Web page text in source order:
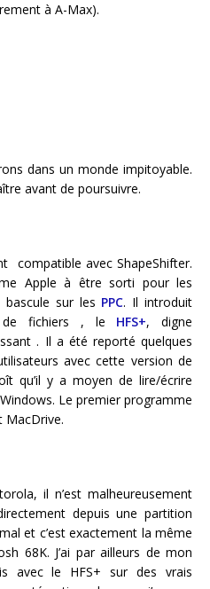
à A-Max).
dans un monde impitoyable.
avant de poursuivre.
compatible avec ShapeShifter.
Apple à être sorti pour les
sur les PPC. Il introduit
de fichiers , le HFS+, digne
. Il a été reporté quelques
avec cette version de
qu’il y a moyen de lire/écrire
Le premier programme
MacDrive.
il n’est malheureusement
depuis une partition
et c’est exactement la même
68K. J’ai par ailleurs de mon
avec le HFS+ sur des vrais